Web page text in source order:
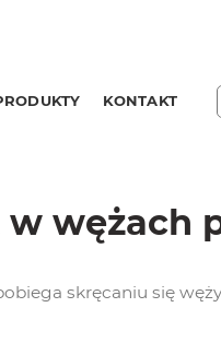
KONTAKT
wężach
skręcaniu się